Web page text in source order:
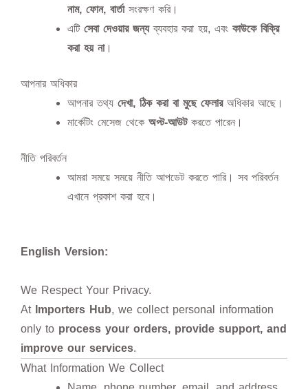
নাম, ফোন, বার্তাসংরক্ষণ করি।
এটি সেবা দেওয়ার জন্যব্যবহার করা হয়, এবং কাউকে বিক্রি
করা হয় না।
আপনার অধিকার
আপনার তথ্য দেখা, ঠিক করা বা মুছে ফেলারঅধিকার আছে।
মার্কেটিং মেসেজ থেকে অপ্ট-আউটকরতে পারেন।
নীতি পরিবর্তন
আমরা সময়ে সময়ে নীতি আপডেট করতে পারি। সব পরিবর্তন
এখানে প্রকাশ করা হবে।
English Version:
We Respect Your Privacy.
At Importers Hub, we collect personal information
only to process your orders, provide support, and
improve our services.
What Information We Collect